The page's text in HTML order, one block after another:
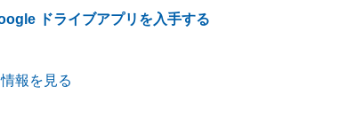
ドライブアプリを入手する
報を見る